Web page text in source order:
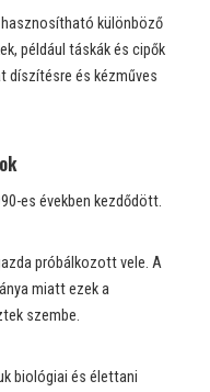
különböző
például táskák és cipők
díszítésre és kézműves
es években kezdődött.
próbálkozott vele. A
miatt ezek a
szembe.
biológiai és élettani